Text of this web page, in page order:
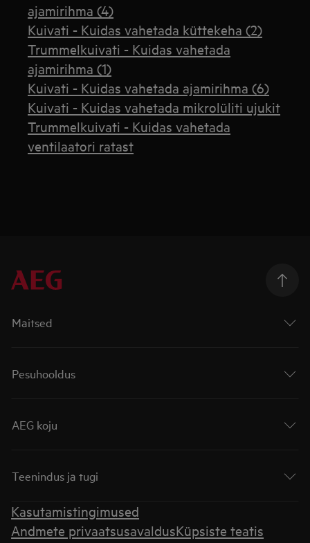
ajamirihma (4)
Kuivati - Kuidas vahetada küttekeha (2)
Trummelkuivati - Kuidas vahetada
ajamirihma (1)
Kuivati - Kuidas vahetada ajamirihma (6)
Kuivati - Kuidas vahetada mikrolüliti ujukit
Trummelkuivati - Kuidas vahetada
ventilaatori ratast
Maitsed
Pesuhooldus
AEG koju
Teenindus ja tugi
Kasutamistingimused
Andmete privaatsusavaldusKüpsiste teatis